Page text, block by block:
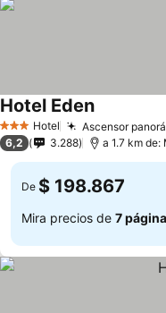
3 Estrellas
Hotel Ascensor
Hotel EdenVer precios
6,2 3.288 a 1.7 km
De $ 198.867
Mira precios de 7